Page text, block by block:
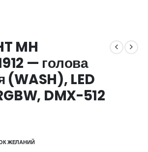
MH
— голова
(WASH), LED
DMX-512
ЖЕЛАНИЙ